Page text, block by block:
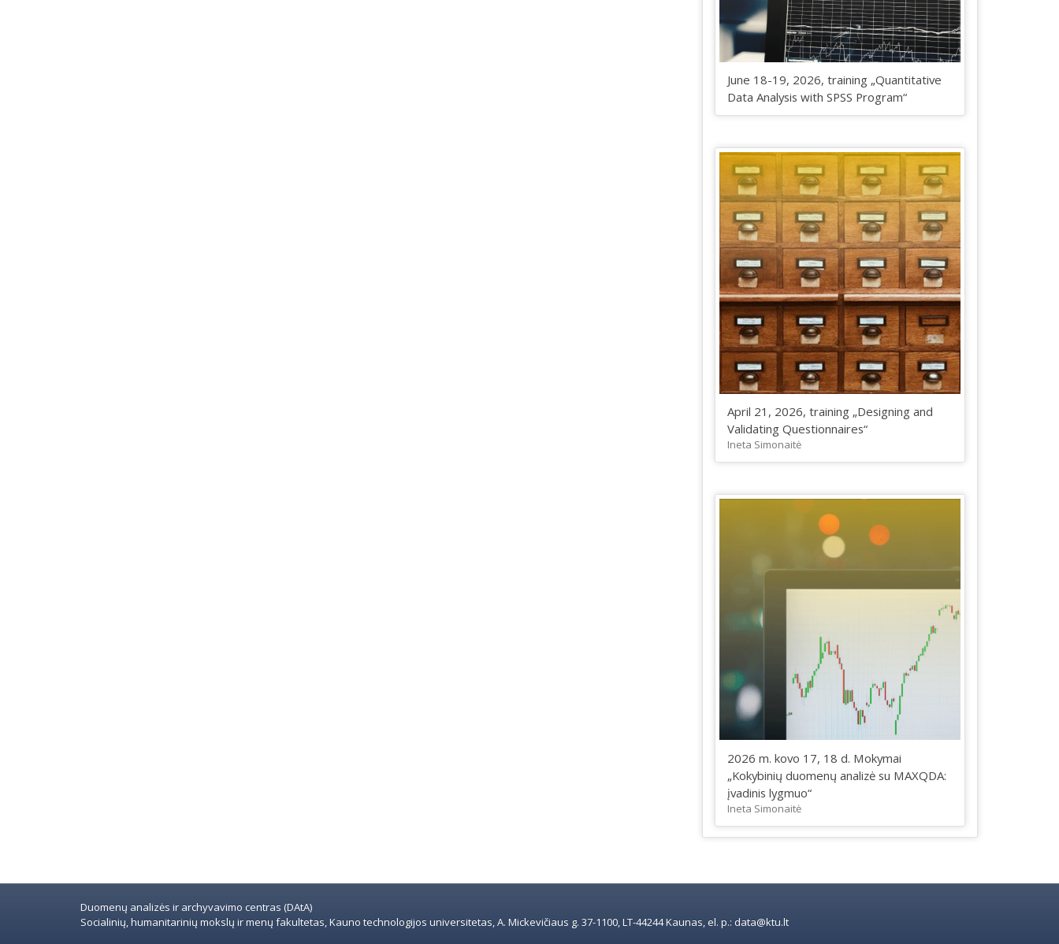
June 18-19, 2026, training „Quantitative
Data Analysis with SPSS Program“
April 21, 2026, training „Designing and
Validating Questionnaires“
Ineta Simonaitė
2026 m. kovo 17, 18 d. Mokymai
„Kokybinių duomenų analizė su MAXQDA:
įvadinis lygmuo“
Ineta Simonaitė
Duomenų analizės ir archyvavimo centras (DAtA)
Socialinių, humanitarinių mokslų ir menų fakultetas, Kauno technologijos universitetas, A. Mickevičiaus g. 37-1100, LT-44244 Kaunas, el. p.: data@ktu.lt